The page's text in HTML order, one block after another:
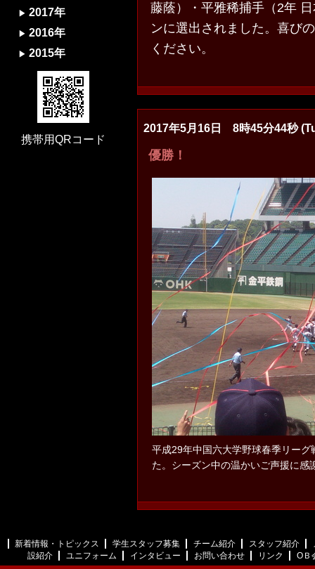
藤蔭）・平雅稀捕手（2年
ンに選出されました。喜び
ください。
2017年5月16日 8時45分44秒
優勝！
平成29年中国六大学野球春季リー
た。シーズン中の温かいご声援に感
2017年
2016年
2015年
携帯用QRコード
新着情報・トピックス 学生スタッフ募集 チーム紹介 スタッフ紹介
設紹介
ユニフォーム インタビュー お問い合わせ リンク
ОＢ